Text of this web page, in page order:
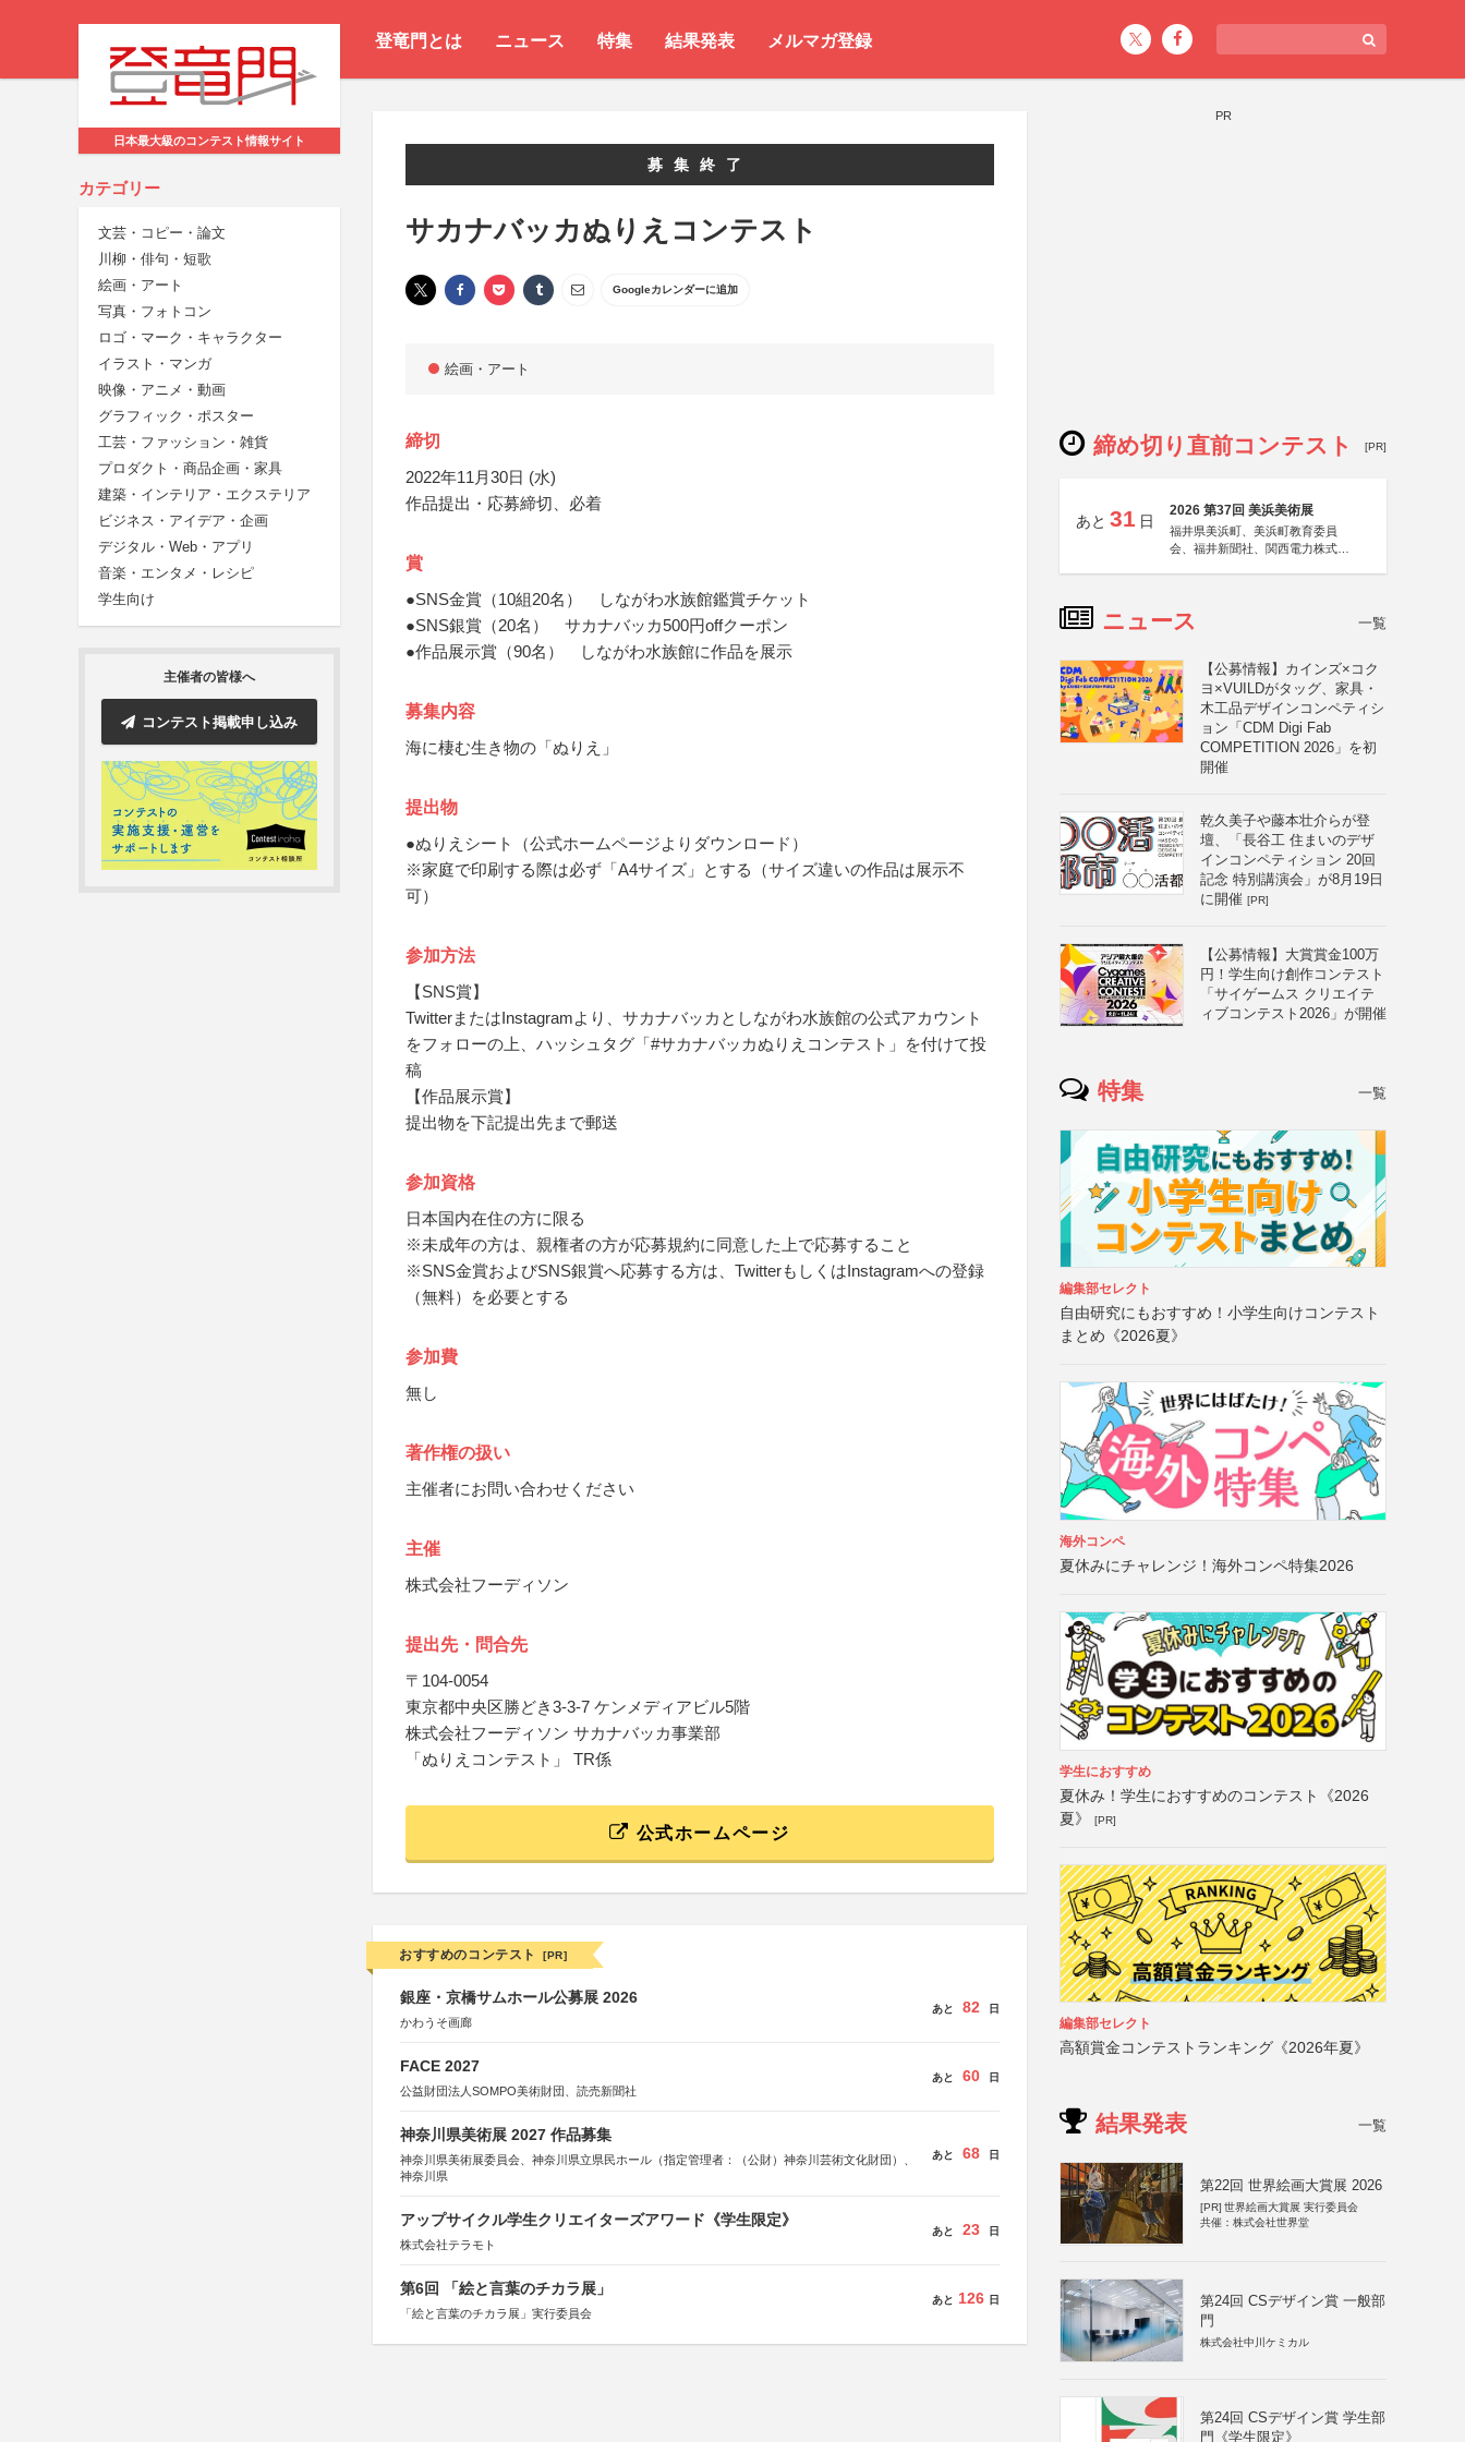
登竜門とは ニュース 特集 結果発表 メルマガ登録
日本最大級のコンテスト情報サイト
カテゴリー
文芸・コピー・論文
川柳・俳句・短歌
絵画・アート
写真・フォトコン
ロゴ・マーク・キャラクター
イラスト・マンガ
映像・アニメ・動画
グラフィック・ポスター
工芸・ファッション・雑貨
プロダクト・商品企画・家具
建築・インテリア・エクステリア
ビジネス・アイデア・企画
デジタル・Web・アプリ
音楽・エンタメ・レシピ
学生向け
主催者の皆様へ
コンテスト掲載申し込み
募集終了
サカナバッカぬりえコンテスト
Googleカレンダーに追加
絵画・アート
締切
2022年11月30日 (水)
作品提出・応募締切、必着
賞
●SNS金賞（10組20名） しながわ水族館鑑賞チケット
●SNS銀賞（20名） サカナバッカ500円offクーポン
●作品展示賞（90名） しながわ水族館に作品を展示
募集内容
海に棲む生き物の「ぬりえ」
提出物
●ぬりえシート（公式ホームページよりダウンロード）
※家庭で印刷する際は必ず「A4サイズ」とする（サイズ違いの作品は展示不
可）
参加方法
【SNS賞】
TwitterまたはInstagramより、サカナバッカとしながわ水族館の公式アカウント
をフォローの上、ハッシュタグ「#サカナバッカぬりえコンテスト」を付けて投
稿
【作品展示賞】
提出物を下記提出先まで郵送
参加資格
日本国内在住の方に限る
※未成年の方は、親権者の方が応募規約に同意した上で応募すること
※SNS金賞およびSNS銀賞へ応募する方は、TwitterもしくはInstagramへの登録
（無料）を必要とする
参加費
無し
著作権の扱い
主催者にお問い合わせください
主催
株式会社フーディソン
提出先・問合先
〒104-0054
東京都中央区勝どき3-3-7 ケンメディアビル5階
株式会社フーディソン サカナバッカ事業部
「ぬりえコンテスト」 TR係
公式ホームページ
おすすめのコンテスト [PR]
銀座・京橋サムホール公募展 2026
かわうそ画廊
あと 82 日
FACE 2027
公益財団法人SOMPO美術財団、読売新聞社
あと 60 日
神奈川県美術展 2027 作品募集
神奈川県美術展委員会、神奈川県立県民ホール（指定管理者：（公財）神奈川芸術文化財団）、
神奈川県
あと 68 日
アップサイクル学生クリエイターズアワード《学生限定》
株式会社テラモト
あと 23 日
第6回 「絵と言葉のチカラ展」
「絵と言葉のチカラ展」実行委員会
あと 126 日
PR
締め切り直前コンテスト [PR]
あと 31 日
2026 第37回 美浜美術展
福井県美浜町、美浜町教育委員
会、福井新聞社、関西電力株式会
ニュース 一覧
【公募情報】カインズ×コク
ヨ×VUILDがタッグ、家具・
木工品デザインコンペティシ
ョン「CDM Digi Fab
COMPETITION 2026」を初
開催
乾久美子や藤本壮介らが登
壇、「長谷工 住まいのデザ
インコンペティション 20回
記念 特別講演会」が8月19日
に開催 [PR]
【公募情報】大賞賞金100万
円！学生向け創作コンテスト
「サイゲームス クリエイテ
ィブコンテスト2026」が開催
特集 一覧
編集部セレクト
自由研究にもおすすめ！小学生向けコンテスト
まとめ《2026夏》
海外コンペ
夏休みにチャレンジ！海外コンペ特集2026
学生におすすめ
夏休み！学生におすすめのコンテスト《2026
夏》
[PR]
編集部セレクト
高額賞金コンテストランキング《2026年夏》
結果発表 一覧
第22回 世界絵画大賞展 2026
[PR] 世界絵画大賞展 実行委員会
共催：株式会社世界堂
第24回 CSデザイン賞 一般部
門
株式会社中川ケミカル
第24回 CSデザイン賞 学生部
門《学生限定》